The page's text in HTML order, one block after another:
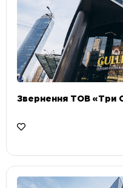
Звернення ТОВ «Три